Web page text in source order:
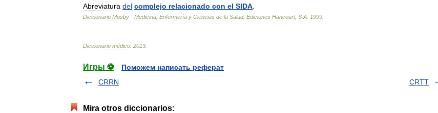
Abreviatura del complejo relacionado con el SIDA
Diccionario Mosby - Medicina Enfermería y Ciencias de la Salud, Ediciones Hancourt, S A 1999
Diccionario médico 2013
Игры ⚽
Поможем написать реферат
CRRN
CRTT
Mira otros diccionarios: